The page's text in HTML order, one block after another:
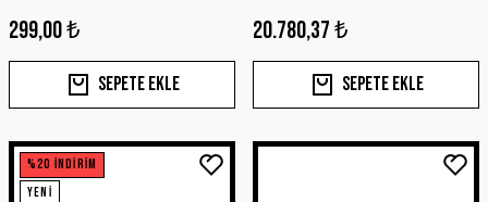
5.906,74 ₺
Sepete Ekle
AQUACOOL
AX 115 SERTLEŞTİRİCİ
299,00 ₺
Sepete Ekle
20.780,37 ₺
Sepete Ekle
%20 İNDİRİM
YENİ